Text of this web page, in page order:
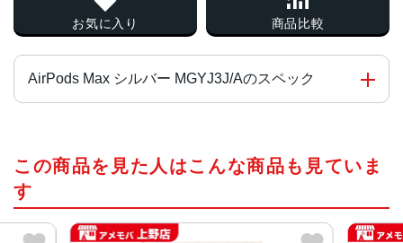
お気に入り 商品比較
AirPods Max シルバー MGYJ3J/Aのスペック
オーバーヘッド
187.3 mm×168.6 mm×83.4 mm・384.8 g
この商品を見た人はこんな商品も見ていま
す